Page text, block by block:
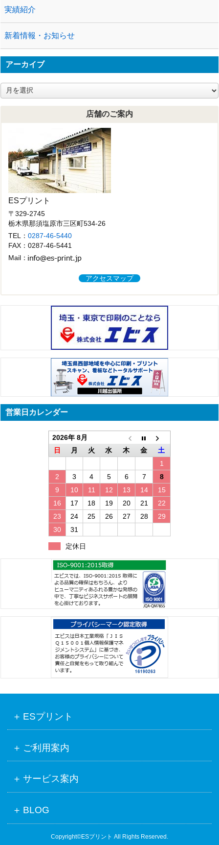
実績紹介
新着情報・お知らせ
アーカイブ
ア
ー
カ
店舗のご案内
ESプリント
〒329-2745
栃木県那須塩原市三区町534-26
TEL：0287-46-5440
FAX：0287-46-5441
Mail：
アクセスマップ
営業日カレンダー
2026年 8月
日
月 火 水 木 金
土
1
2
3 4 5 6 7
8
9
10 11 12 13 14
15
16
17 18 19 20 21
22
23
24 25 26 27 28
29
30
31
定休日
ESプリント
ご利用案内
サービス案内
BLOG
Copyright©ESプリント All Rights Reserved.